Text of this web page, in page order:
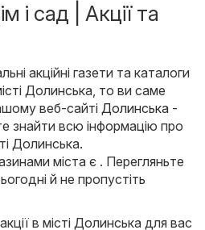
і сад | Акції та
акційні газети та каталоги
Долинська, то ви саме
веб-сайті Долинська -
знайти всю інформацію про
Долинська.
міста є . Перегляньте
й не пропустіть
в місті Долинська для вас